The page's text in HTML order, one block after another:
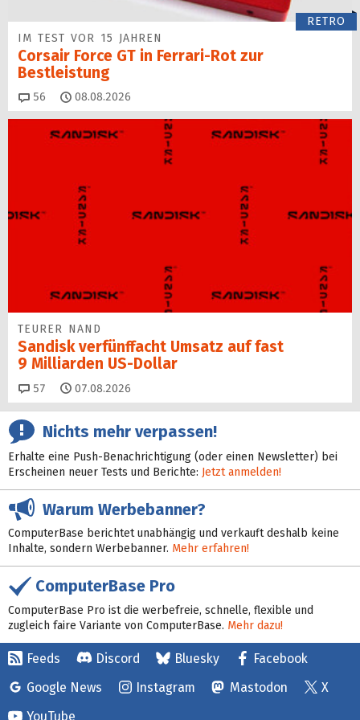
RETRO
IM TEST VOR 15 JAHREN
Corsair Force GT in Ferrari-Rot zur
Bestleistung
56 Kommentare
08.08.2026
TEURER NAND
Sandisk verfünffacht Umsatz auf fast
9 Milliarden US-Dollar
57 Kommentare
07.08.2026
Nichts mehr verpassen!
Erhalte eine Push-Benachrichtigung (oder einen Newsletter) bei
Erscheinen neuer Tests und Berichte: Jetzt anmelden!
Warum Werbebanner?
ComputerBase berichtet unabhängig und verkauft deshalb keine
Inhalte, sondern Werbebanner. Mehr erfahren!
ComputerBase Pro
ComputerBase Pro ist die werbefreie, schnelle, flexible und
zugleich faire Variante von ComputerBase. Mehr dazu!
Feeds Discord Bluesky
Facebook
Google News
Instagram Mastodon
X
YouTube